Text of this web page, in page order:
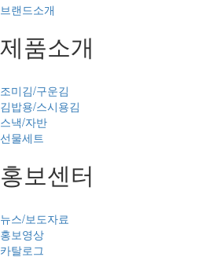
브랜드소개
제품소개
조미김/구운김
김밥용/스시용김
스낵/자반
선물세트
홍보센터
뉴스/보도자료
홍보영상
카탈로그